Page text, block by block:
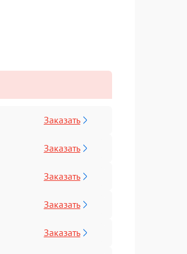
Заказать
Заказать
Заказать
Заказать
Заказать